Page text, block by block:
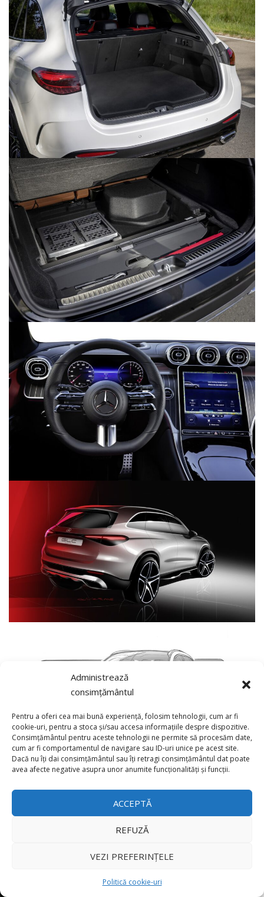
Administrează
consimțământul
Pentru a oferi cea mai bună experiență, folosim tehnologii, cum ar fi
cookie-uri, pentru a stoca și/sau accesa informațiile despre dispozitive.
Consimțământul pentru aceste tehnologii ne permite să procesăm date,
cum ar fi comportamentul de navigare sau ID-uri unice pe acest site.
Dacă nu îți dai consimțământul sau îți retragi consimțământul dat poate
avea afecte negative asupra unor anumite funcționalități și funcții.
ACCEPTĂ
REFUZĂ
VEZI PREFERINȚELE
Politică cookie-uri
×